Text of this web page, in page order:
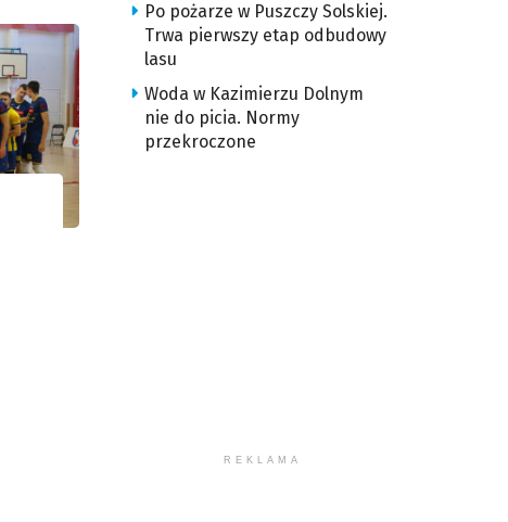
Po pożarze w Puszczy Solskiej.
Trwa pierwszy etap odbudowy
lasu
Woda w Kazimierzu Dolnym
nie do picia. Normy
przekroczone
REKLAMA